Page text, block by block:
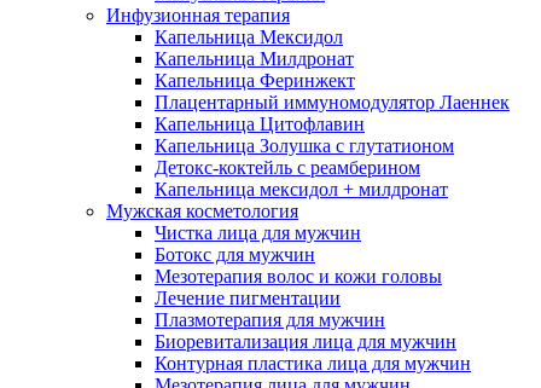
Инфузионная терапия
Капельница Мексидол
Капельница Милдронат
Капельница Феринжект
Плацентарный иммуномодулятор Лаеннек
Капельница Цитофлавин
Капельница Золушка с глутатионом
Детокс-коктейль с реамберином
Капельница мексидол + милдронат
Мужская косметология
Чистка лица для мужчин
Ботокс для мужчин
Мезотерапия волос и кожи головы
Лечение пигментации
Плазмотерапия для мужчин
Биоревитализация лица для мужчин
Контурная пластика лица для мужчин